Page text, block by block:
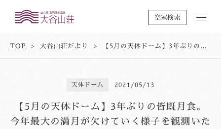
空室検索
TOP 大谷山荘だより 【5月の天体ドーム】3年ぶりの皆既月食。今年最大の満月が欠けていく様子を観測いたします。
天体ドーム 2021/05/13
【5月の天体ドーム】3年ぶりの皆既月食。
今年最大の満月が欠けていく様子を観測いた